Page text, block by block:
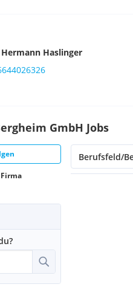
Hermann Haslinger
GmbH Jobs
Berufsfeld/